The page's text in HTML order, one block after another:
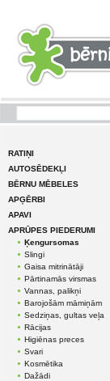
RATIŅI
AUTOSĒDEKĻI
BĒRNU MĒBELES
APĢĒRBI
APAVI
APRŪPES PIEDERUMI
Ķengursomas
Slingi
Gaisa mitrinātāji
Pārtinamās virsmas
Vannas, palikņi
Barojošām māmiņām
Sedziņas, gultas veļa
Rācijas
Higiēnas preces
Svari
Kosmētika
Dažādi